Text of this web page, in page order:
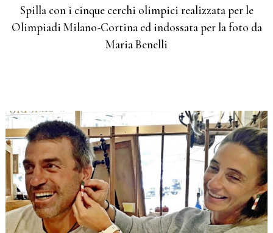
Spilla con i cinque cerchi olimpici realizzata per le
Olimpiadi Milano-Cortina ed indossata per la foto da
Maria Benelli